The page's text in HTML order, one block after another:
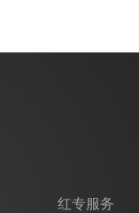
红专服务